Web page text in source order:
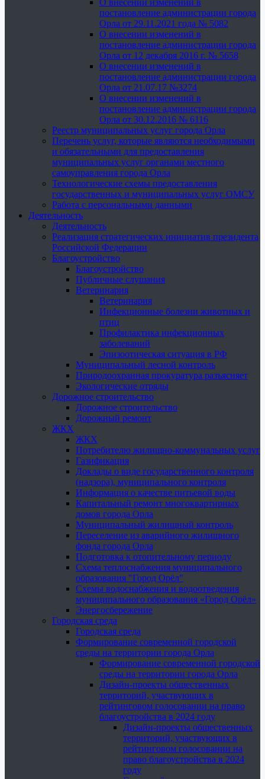
О внесении изменений в
постановление администрации города
Орла от 29.11.2021 года № 5082
О внесении изменений в
постановление администрации города
Орла от 12 декабря 2016 г. № 5658
О внесении изменений в
постановление администрации города
Орла от 21.07.17 №3274
О внесении изменений в
постановление администрации города
Орла от 30.12.2016 № 6116
Реестр муниципальных услуг города Орла
Перечень услуг, которые являются необходимыми
и обязательными для предоставления
муниципальных услуг органами местного
самоуправления города Орла
Технологические схемы предоставления
государственных и муниципальных услуг ОМСУ
Работа с персональными данными
Деятельность
Деятельность
Реализация стратегических инициатив президента
Российской Федерации
Благоустройство
Благоустройство
Публичные слушания
Ветеринария
Ветеринария
Инфекционные болезни животных и
птиц
Профилактика инфекционных
заболеваний
Эпизоотическая ситуация в РФ
Муниципальный лесной контроль
Природоохранная прокуратура разъясняет
Экологические отряды
Дорожное строительство
Дорожное строительство
Дорожный ремонт
ЖКХ
ЖКХ
Потребителю жилищно-коммунальных услуг
Газификация
Доклады о виде государственного контроля
(надзора), муниципального контроля
Информация о качестве питьевой воды
Капитальный ремонт многоквартирных
домов города Орла
Муниципальный жилищный контроль
Переселение из аварийного жилищного
фонда города Орла
Подготовка к отопительному периоду
Схема теплоснабжения муниципального
образования "Город Орёл"
Схемы водоснабжения и водоотведения
муниципального образования «Город Орёл»
Энергосбережение
Городская среда
Городская среда
Формирование современной городской
среды на территории города Орла
Формирование современной городской
среды на территории города Орла
Дизайн-проекты общественных
территорий, участвующих в
рейтинговом голосовании на право
благоустройства в 2024 году
Дизайн-проекты общественных
территорий, участвующих в
рейтинговом голосовании на
право благоустройства в 2024
году